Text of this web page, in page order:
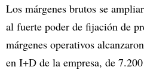
Los márgenes brutos se
al fuerte poder de fijación de
márgenes operativos
en I+D de la empresa, de